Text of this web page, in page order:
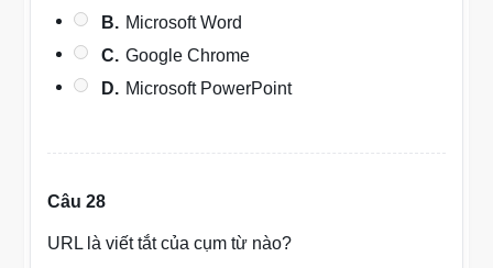
B. Microsoft Word
C. Google Chrome
D. Microsoft PowerPoint
Câu 28
URL là viết tắt của cụm từ nào?